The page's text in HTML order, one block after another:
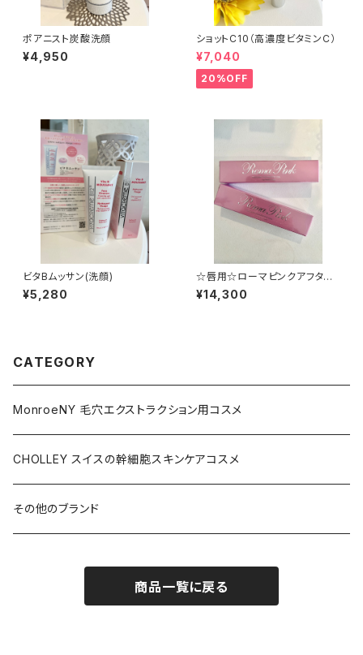
ポアニスト炭酸洗顔
¥4,950
ショットC10（高濃度ビタミンC）
¥7,040
20%OFF
ビタBムッサン(洗顔)
¥5,280
☆唇用☆ローマピンクアフター
クリーム
¥14,300
CATEGORY
MonroeNY 毛穴エクストラクション用コスメ
CHOLLEY スイスの幹細胞スキンケアコスメ
その他のブランド
商品一覧に戻る